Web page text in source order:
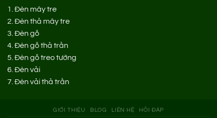
1. Đèn mây tre
2. Đèn thả mây tre
3. Đèn gỗ
4. Đèn gỗ thả trần
5. Đèn gỗ treo tường
6. Đèn vải
7. Đèn vải thả trần
GIỚI THIỆU BLOG LIÊN HỆ HỎI ĐÁP